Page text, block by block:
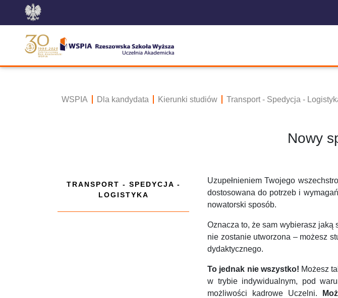
WSPIA Dla kandydata Kierunki studiów Transport - Spedycja -
TRANSPORT - SPEDYCJA -
LOGISTYKA
Nowy
Uzupełnieniem Twojego
dostosowana do potrzeb i
nowatorski sposób.
Oznacza to, że sam wybierasz
nie zostanie utworzona – możesz
dydaktycznego.
To jednak nie wszystko! Możesz
w trybie indywidualnym, pod
możliwości kadrowe Uczelni.